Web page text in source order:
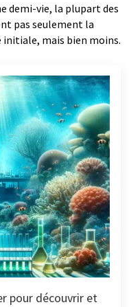
demi-vie, la plupart des
pas seulement la
mais bien moins.
pour découvrir et